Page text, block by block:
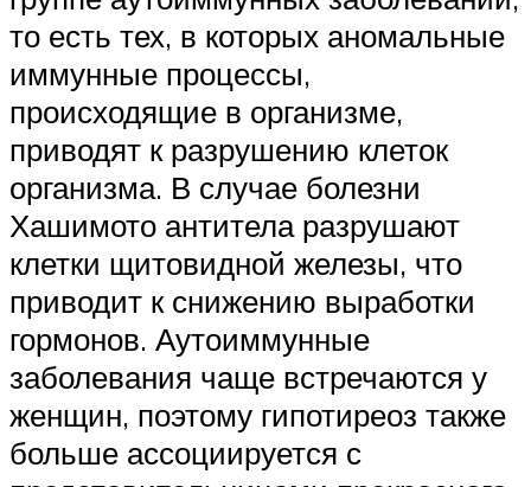
то есть тех, в которых аномальные
иммунные процессы,
происходящие в организме,
приводят к разрушению клеток
организма. В случае болезни
Хашимото антитела разрушают
клетки щитовидной железы, что
приводит к снижению выработки
гормонов. Аутоиммунные
заболевания чаще встречаются у
женщин, поэтому гипотиреоз также
больше ассоциируется с